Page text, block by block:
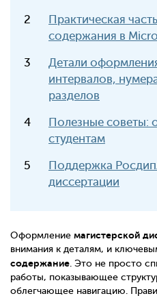
Практическая
содержания в
Детали
интервалов,
разделов
Полезные советы:
студентам
Поддержка
диссертации
Оформление магистерской
внимания к деталям, и
содержание. Это не просто
работы, показывающее
облегчающее навигацию.